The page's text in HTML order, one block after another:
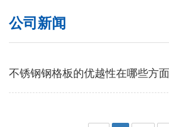
公司新闻
不锈钢钢格板的优越性在哪些方面